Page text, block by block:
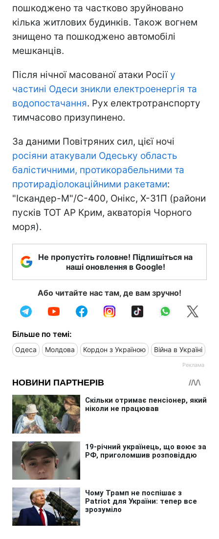
пошкоджено та частково зруйновано
кілька житлових будинків. Також вогнем
знищено та пошкоджено автомобілі
мешканців.
Після нічної масованої атаки Росіїу
частині Одеси зникли електроенергія та
водопостачання. Рух електротранспорту
тимчасово призупинено.
За даними Повітряних сил, цієї ночі
росіяни атакували Одеську область
балістичними, протикорабельними та
протирадіолокаційними ракетами:
"Іскандер-М"/С-400, Онікс, Х-31П (райони
пусків ТОТ АР Крим, акваторія Чорного
моря).
Не пропустіть головне! Підпишіться на
наші оновлення в Google!
Або читайте нас там, де вам зручно!
Більше по темі:
Одеса Молдова Кордон з Україною Війна в Україні